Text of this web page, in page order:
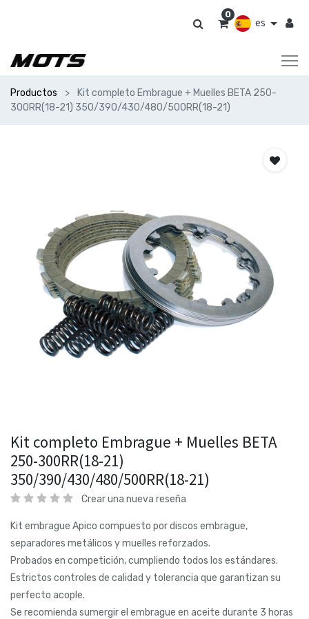
es
0
Productos
Kit completo Embrague + Muelles BETA 250-
300RR(18-21) 350/390/430/480/500RR(18-21)
Kit completo Embrague + Muelles BETA
250-300RR(18-21)
350/390/430/480/500RR(18-21)
Crear una nueva reseña
Kit embrague Apico compuesto por discos embrague,
separadores metálicos y muelles reforzados.
Probados en competición, cumpliendo todos los estándares.
Estrictos controles de calidad y tolerancia que garantizan su
perfecto acople.
Se recomienda sumergir el embrague en aceite durante 3 horas